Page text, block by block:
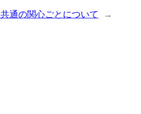
通の関心ごとについて →